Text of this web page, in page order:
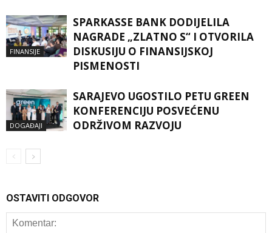
FINANSIJE
SPARKASSE BANK DODIJELILA
NAGRADE „ZLATNO S“ I OTVORILA
DISKUSIJU O FINANSIJSKOJ
PISMENOSTI
DOGAĐAJI
SARAJEVO UGOSTILO PETU GREEN
KONFERENCIJU POSVEĆENU
ODRŽIVOM RAZVOJU
OSTAVITI ODGOVOR